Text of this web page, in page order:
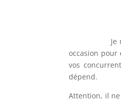
Je ne vous
occasion pour
vos
dépend.
Attention, il